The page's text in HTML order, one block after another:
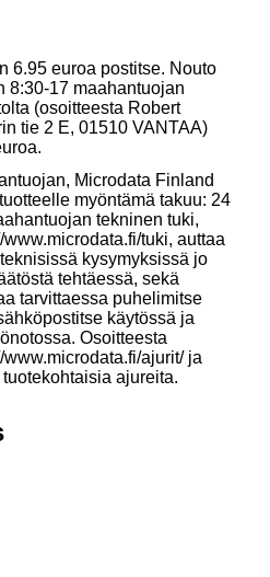
6.95 euroa postitse. Nouto
8:30-17 maahantuojan
(osoitteesta Robert
tie 2 E, 01510 VANTAA)
Microdata Finland
myöntämä takuu: 24
tekninen tuki,
www.microdata.fi/tuki, auttaa
kysymyksissä jo
tehtäessä, sekä
tarvittaessa puhelimitse
käytössä ja
Osoitteesta
www.microdata.fi/ajurit/ ja
tuotekohtaisia ajureita.